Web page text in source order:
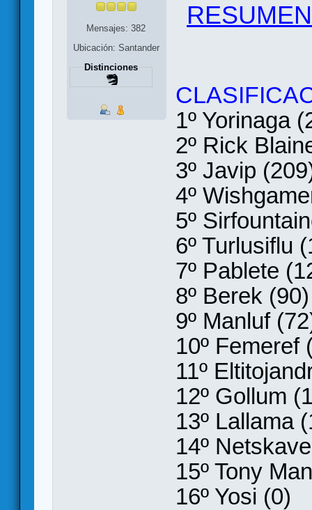
Mensajes: 382
Ubicación: Santander
Distinciones
1º Yorinaga
2º Rick
3º Javip
4º
5º
6º Turlusiflu
7º Pablete
8º Berek (90)
9º Manluf
10º Femeref
11º
12º Gollum
13º Lallama
14º
15º Tony
16º Yosi (0)